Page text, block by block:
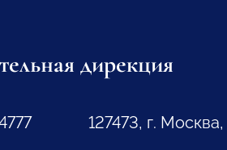
дирекция
127473, г.